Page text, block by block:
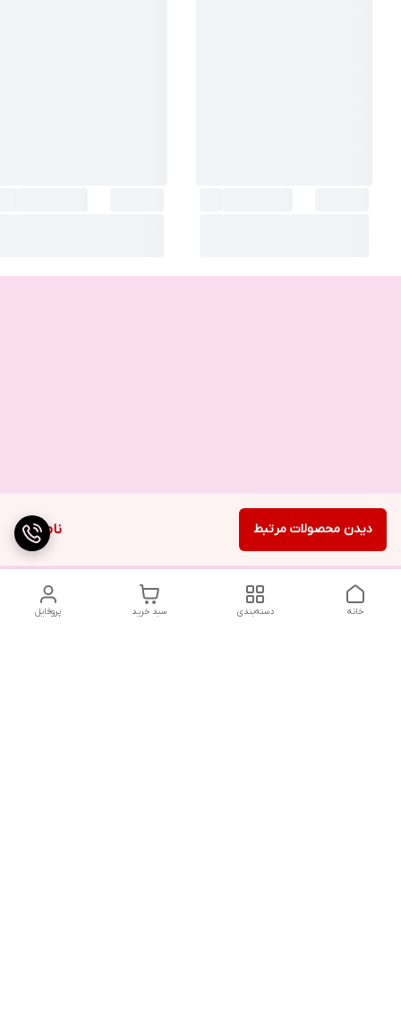
ناموجود دیدن محصولات مرتبط
پروفایل سبد خرید دسته‌بندی خانه